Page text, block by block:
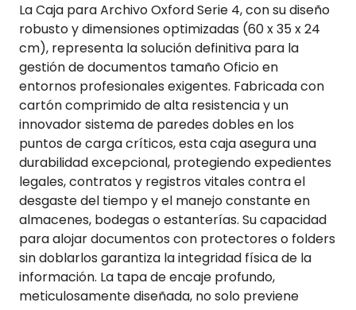
La Caja para Archivo Oxford Serie 4, con su diseño
robusto y dimensiones optimizadas (60 x 35 x 24
cm), representa la solución definitiva para la
gestión de documentos tamaño Oficio en
entornos profesionales exigentes. Fabricada con
cartón comprimido de alta resistencia y un
innovador sistema de paredes dobles en los
puntos de carga críticos, esta caja asegura una
durabilidad excepcional, protegiendo expedientes
legales, contratos y registros vitales contra el
desgaste del tiempo y el manejo constante en
almacenes, bodegas o estanterías. Su capacidad
para alojar documentos con protectores o folders
sin doblarlos garantiza la integridad física de la
información. La tapa de encaje profundo,
meticulosamente diseñada, no solo previene